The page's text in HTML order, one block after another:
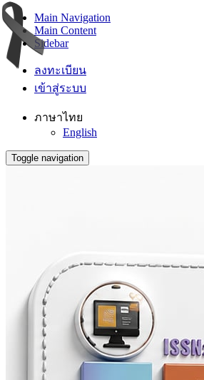
Main Navigation
Main Content
Sidebar
ลงทะเบียน
เข้าสู่ระบบ
ภาษาไทย
English
Toggle navigation